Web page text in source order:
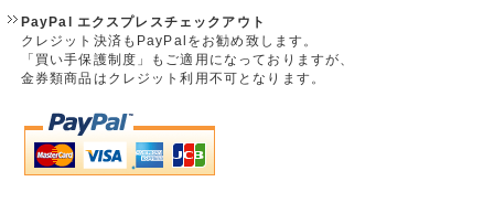
PayPal エクスプレスチェックアウト
クレジット決済もPayPalをお勧め致します。
「買い手保護制度」もご適用になっておりますが、
金券類商品はクレジット利用不可となります。